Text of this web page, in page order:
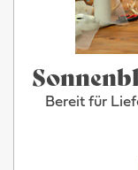
Bereit für